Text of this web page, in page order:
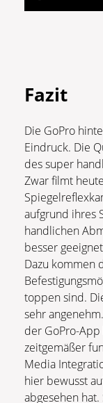
Fazit
Die GoPro
Eindruck. Die
des super
Zwar filmt
aufgrund ihres
handlichen
besser
Dazu kommen
toppen sind.
sehr
der GoPro-
zeitgemäßer
Media
hier bewusst
abgesehen